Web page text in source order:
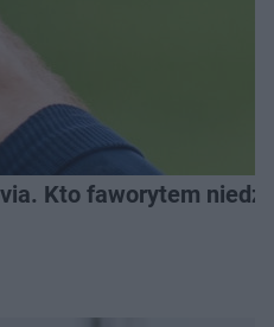
Kto faworytem